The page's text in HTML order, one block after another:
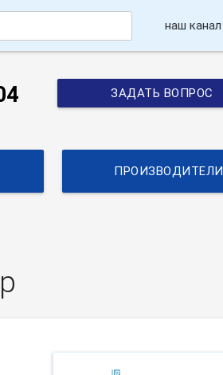
наш канал
ЗАДАТЬ ВОПРОС
ПРОИЗВОДИТЕЛИ